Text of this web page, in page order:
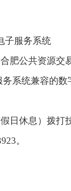
子服务系统
肥公共资源交
系统兼容的数
日休息）拨打
。